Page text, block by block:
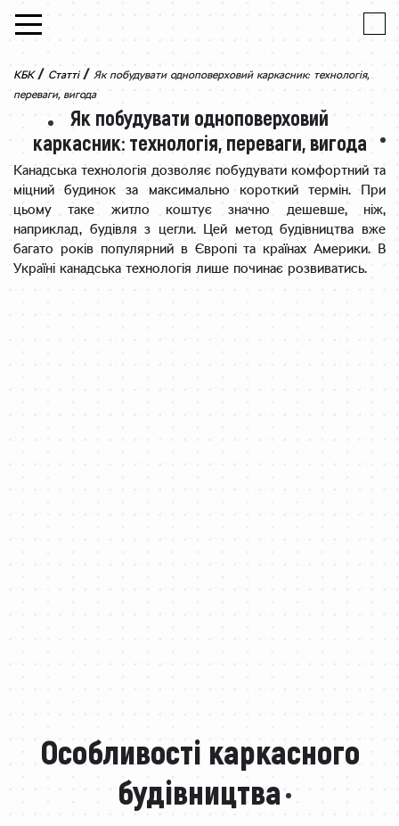
Skip to content
КБК / Статті / Як побудувати одноповерховий каркасник: технологія,
переваги, вигода
Як побудувати одноповерховий
каркасник: технологія, переваги, вигода
Канадська технологія дозволяє побудувати комфортний та
міцний будинок за максимально короткий термін. При
цьому таке житло коштує значно дешевше, ніж,
наприклад, будівля з цегли. Цей метод будівництва вже
багато років популярний в Європі та країнах Америки. В
Україні канадська технологія лише починає розвиватись.
Особливості каркасного
будівництва